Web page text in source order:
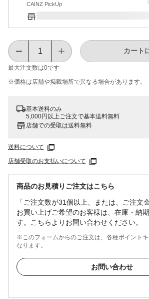
CAINZ PickUp
最大注文数は0です
カート
※価格は​店舗や​掲載場所で​異なる​場合が​あります。
基本送料のみ
5,000円以上ご注文で基本送料無料
店舗での受取は送料無料
送料について
店舗受取のお支払いについて
商品のお見積りご注文はこちら
「ご注文数が31個以上、または、ご注文
お買い上げご希望のお客様は、在庫・納
す。こちらよりお問い合わせください。
※このフォームからのご注文は、各種ポイント
なります。
お問い合わせ